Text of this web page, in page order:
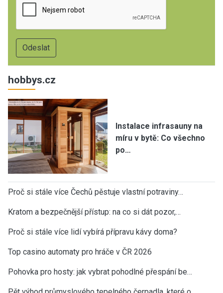
hobbys.cz
Instalace infrasauny na
míru v bytě: Co všechno
po…
Proč si stále více Čechů pěstuje vlastní potraviny…
Kratom a bezpečnější přístup: na co si dát pozor,…
Proč si stále více lidí vybírá přípravu kávy doma?
Top casino automaty pro hráče v ČR 2026
Pohovka pro hosty: jak vybrat pohodlné přespání be…